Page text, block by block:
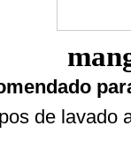
de lavado